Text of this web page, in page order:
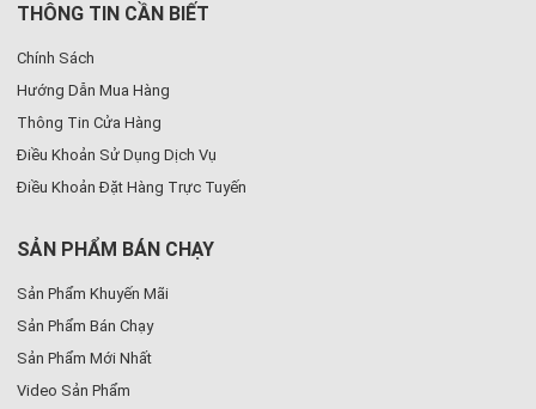
THÔNG TIN CẦN BIẾT
Chính Sách
Hướng Dẫn Mua Hàng
Thông Tin Cửa Hàng
Điều Khoản Sử Dụng Dịch Vụ
Điều Khoản Đặt Hàng Trực Tuyến
SẢN PHẨM BÁN CHẠY
Sản Phẩm Khuyến Mãi
Sản Phẩm Bán Chạy
Sản Phẩm Mới Nhất
Video Sản Phẩm